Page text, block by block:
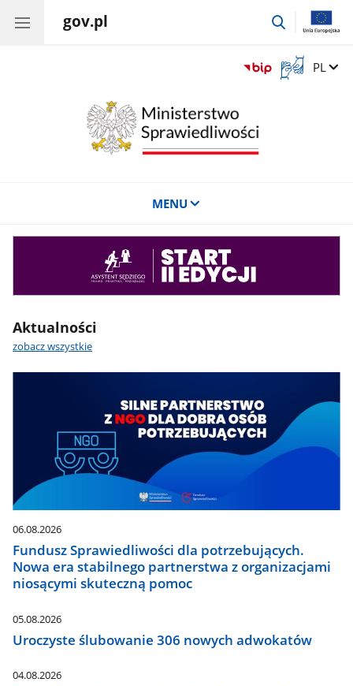
gov.pl
przejdź
Otwórz
okno
Zmień
PL
MENU
Aktualności
zobacz wszystkie
06.08.2026
Fundusz Sprawiedliwości dla potrzebujących.
Nowa era stabilnego partnerstwa z organizacjami
niosącymi skuteczną pomoc
05.08.2026
Uroczyste ślubowanie 306 nowych adwokatów
04.08.2026